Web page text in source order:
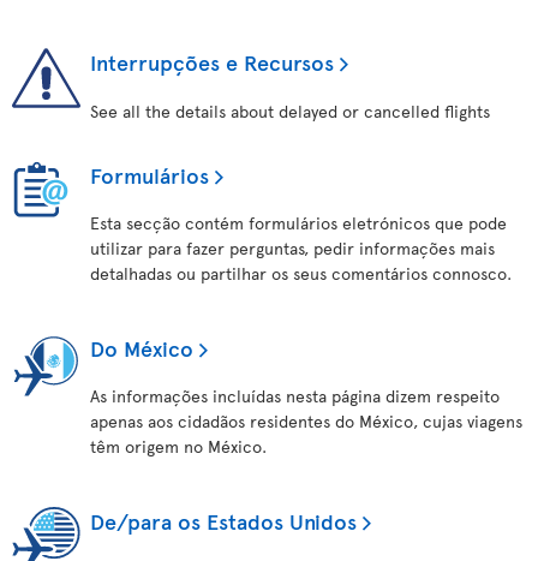
Interrupções e Recursos
See all the details about delayed or cancelled flights
Formulários
Esta secção contém formulários eletrónicos que pode
utilizar para fazer perguntas, pedir informações mais
detalhadas ou partilhar os seus comentários connosco.
Do México
As informações incluídas nesta página dizem respeito
apenas aos cidadãos residentes do México, cujas viagens
têm origem no México.
De/para os Estados Unidos